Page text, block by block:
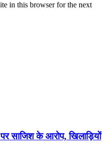
in this browser for the next
साजिश के आरोप, खिलाड़ियों